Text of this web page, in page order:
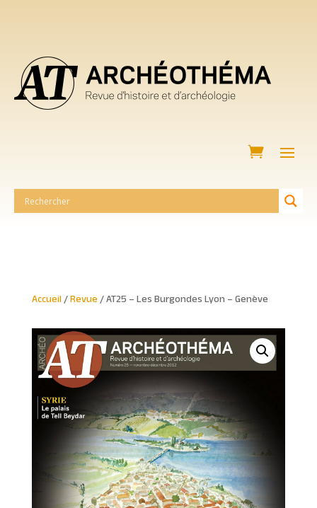
Accueil/Revue / AT25 – Les Burgondes Lyon – Genève